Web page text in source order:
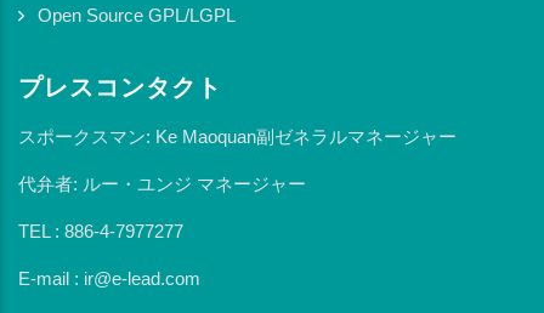
Open Source GPL/LGPL
プレスコンタクト
スポークスマン: Ke Maoquan副ゼネラルマネージャー
代弁者: ルー・ユンジ マネージャー
TEL : 886-4-7977277
E-mail : ir@e-lead.com